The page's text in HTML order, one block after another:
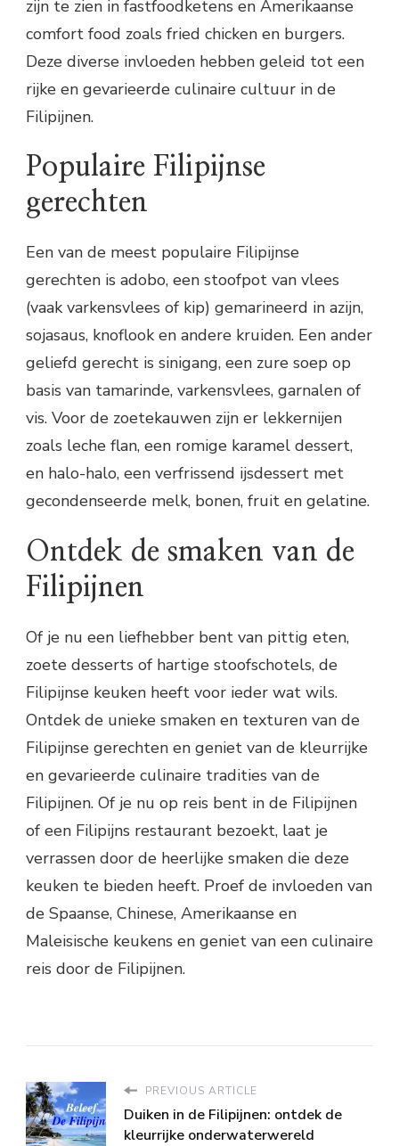
zijn te zien in fastfoodketens en Amerikaanse
comfort food zoals fried chicken en burgers.
Deze diverse invloeden hebben geleid tot een
rijke en gevarieerde culinaire cultuur in de
Filipijnen.
Populaire Filipijnse
gerechten
Een van de meest populaire Filipijnse
gerechten is adobo, een stoofpot van vlees
(vaak varkensvlees of kip) gemarineerd in azijn,
sojasaus, knoflook en andere kruiden. Een ander
geliefd gerecht is sinigang, een zure soep op
basis van tamarinde, varkensvlees, garnalen of
vis. Voor de zoetekauwen zijn er lekkernijen
zoals leche flan, een romige karamel dessert,
en halo-halo, een verfrissend ijsdessert met
gecondenseerde melk, bonen, fruit en gelatine.
Ontdek de smaken van de
Filipijnen
Of je nu een liefhebber bent van pittig eten,
zoete desserts of hartige stoofschotels, de
Filipijnse keuken heeft voor ieder wat wils.
Ontdek de unieke smaken en texturen van de
Filipijnse gerechten en geniet van de kleurrijke
en gevarieerde culinaire tradities van de
Filipijnen. Of je nu op reis bent in de Filipijnen
of een Filipijns restaurant bezoekt, laat je
verrassen door de heerlijke smaken die deze
keuken te bieden heeft. Proef de invloeden van
de Spaanse, Chinese, Amerikaanse en
Maleisische keukens en geniet van een culinaire
reis door de Filipijnen.
PREVIOUS ARTICLE
Duiken in de Filipijnen: ontdek de
kleurrijke onderwaterwereld